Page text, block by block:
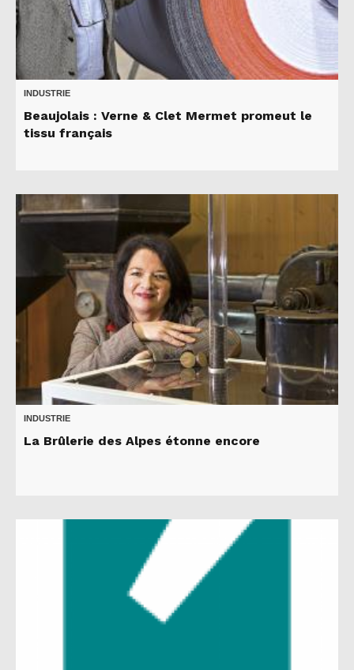
INDUSTRIE
Beaujolais : Verne & Clet Mermet promeut le
tissu français
INDUSTRIE
La Brûlerie des Alpes étonne encore